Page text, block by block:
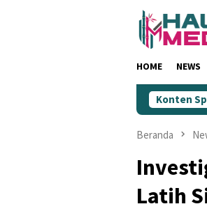
HOME NEWS
Konten
Temukan Bocah Tenggelam di Embung
Beranda
Latih